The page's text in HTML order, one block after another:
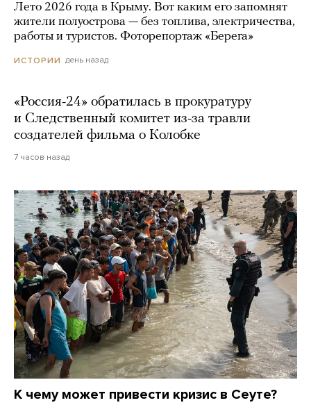
Лето 2026 года в Крыму. Вот каким его запомнят
жители полуострова — без топлива, электричества,
работы и туристов. Фоторепортаж «Берега»
ИСТОРИИ день назад
«Россия-24» обратилась в прокуратуру
и Следственный комитет из-за травли
создателей фильма о Колобке
7 часов назад
К чему может привести кризис в Сеуте?